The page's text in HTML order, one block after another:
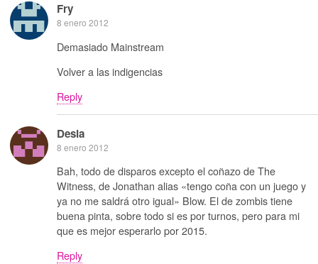
Fry
8 enero 2012
Demasiado Mainstream
Volver a las indigencias
Reply
Desia
8 enero 2012
Bah, todo de disparos excepto el coñazo de The
Witness, de Jonathan alias «tengo coña con un juego y
ya no me saldrá otro igual» Blow. El de zombis tiene
buena pinta, sobre todo si es por turnos, pero para mi
que es mejor esperarlo por 2015.
Reply